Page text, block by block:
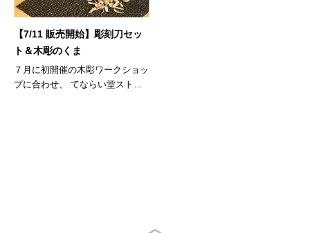
【7/11 販売開始】彫刻刀セッ
ト＆木彫のくま
７月に初開催の木彫ワークショッ
プに合わせ、 てならい堂ストア